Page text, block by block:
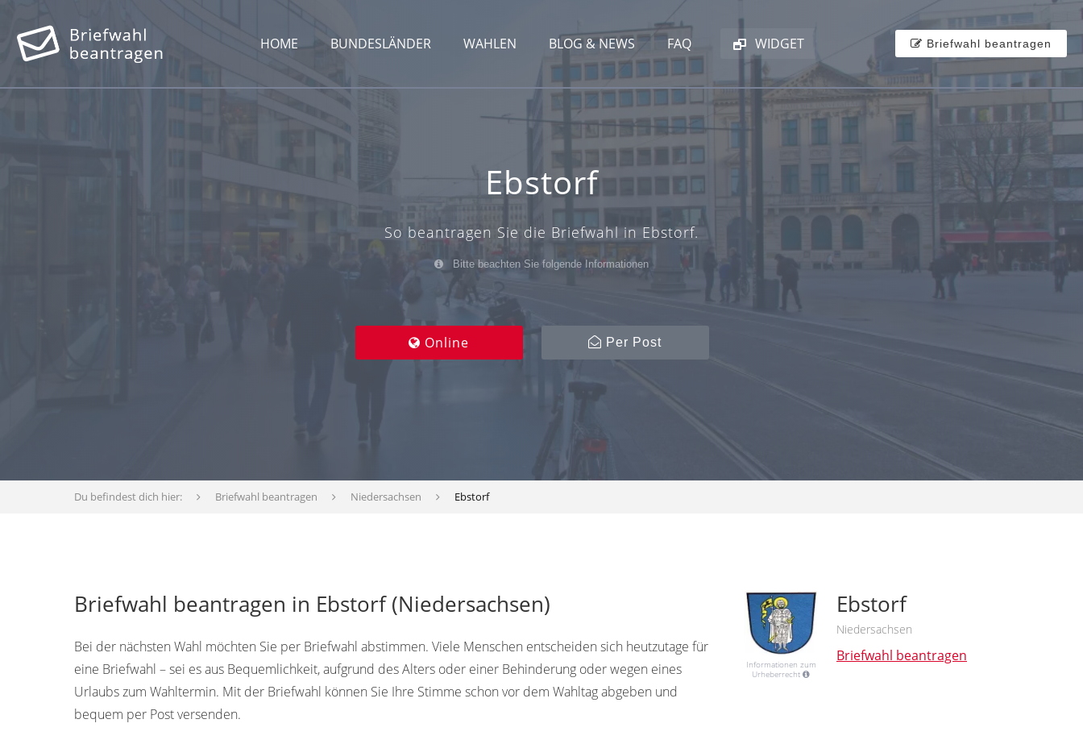
HOME BUNDESLÄNDER WAHLEN BLOG & NEWS FAQ WIDGET Briefwahl beantragen
Ebstorf
So beantragen Sie die Briefwahl in Ebstorf.
Bitte beachten Sie folgende Informationen
Online Per Post
Du befindest dich hier: Briefwahl beantragen Niedersachsen Ebstorf
Briefwahl beantragen in Ebstorf (Niedersachsen)
Bei der nächsten Wahl möchten Sie per Briefwahl abstimmen. Viele Menschen entscheiden sich heutzutage für
eine Briefwahl – sei es aus Bequemlichkeit, aufgrund des Alters oder einer Behinderung oder wegen eines
Urlaubs zum Wahltermin. Mit der Briefwahl können Sie Ihre Stimme schon vor dem Wahltag abgeben und
bequem per Post versenden.
Informationen zum
Urheberrecht
Ebstorf
Niedersachsen
Briefwahl beantragen